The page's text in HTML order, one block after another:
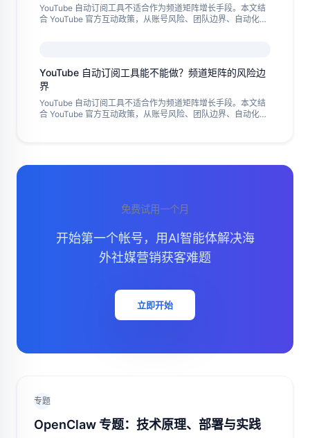
YouTube 自动订阅工具不适合作为频道矩阵增长手段。本文结
合 YouTube 官方互动政策，从账号风险、团队边界、自动化替
YouTube 自动订阅工具能不能做？频道矩阵的风险边
界
YouTube 自动订阅工具不适合作为频道矩阵增长手段。本文结
合 YouTube 官方互动政策，从账号风险、团队边界、自动化替
免费试用一个月
开始第一个帐号，用AI智能体解决海
外社媒营销获客难题
立即开始
专题
OpenClaw 专题：技术原理、部署与实践